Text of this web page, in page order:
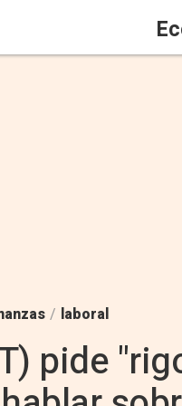
/ laboral
pide